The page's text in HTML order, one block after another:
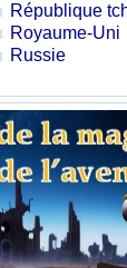
République
Royaume-Uni
Russie